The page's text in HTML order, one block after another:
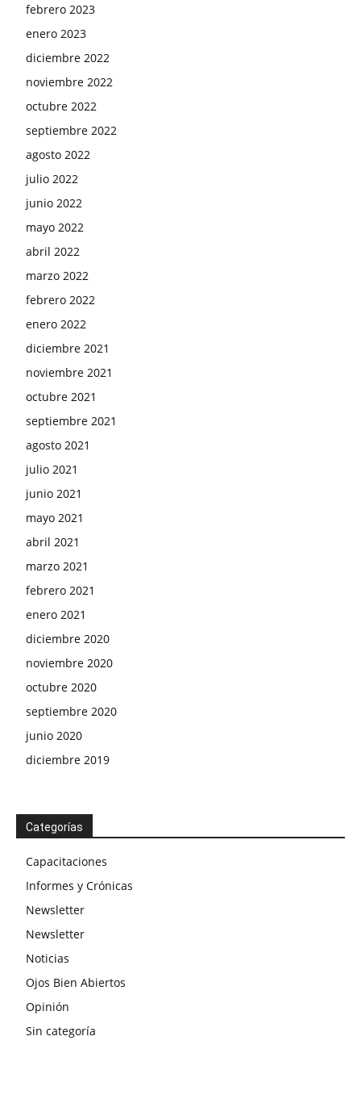
febrero 2023
enero 2023
diciembre 2022
noviembre 2022
octubre 2022
septiembre 2022
agosto 2022
julio 2022
junio 2022
mayo 2022
abril 2022
marzo 2022
febrero 2022
enero 2022
diciembre 2021
noviembre 2021
octubre 2021
septiembre 2021
agosto 2021
julio 2021
junio 2021
mayo 2021
abril 2021
marzo 2021
febrero 2021
enero 2021
diciembre 2020
noviembre 2020
octubre 2020
septiembre 2020
junio 2020
diciembre 2019
Categorías
Capacitaciones
Informes y Crónicas
Newsletter
Newsletter
Noticias
Ojos Bien Abiertos
Opinión
Sin categoría